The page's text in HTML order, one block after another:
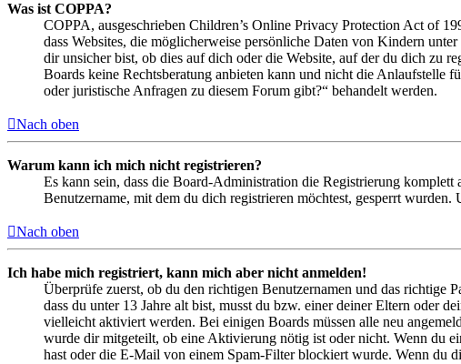
Was ist COPPA?
COPPA, ausgeschrieben Children’s Online Privacy Protection Act of
dass Websites, die möglicherweise persönliche Daten von Kindern
dir unsicher bist, ob dies auf dich oder die Website, auf der du dich zu
Boards keine Rechtsberatung anbieten kann und nicht die Anlaufstelle
oder juristische Anfragen zu diesem Forum gibt?“ behandelt werden.
Nach oben
Warum kann ich mich nicht registrieren?
Es kann sein, dass die Board-Administration die Registrierung komplett
Benutzername, mit dem du dich registrieren möchtest, gesperrt
Nach oben
Ich habe mich registriert, kann mich aber nicht anmelden!
Überprüfe zuerst, ob du den richtigen Benutzernamen und das richtige
dass du unter 13 Jahre alt bist, musst du bzw. einer deiner Eltern oder
vielleicht aktiviert werden. Bei einigen Boards müssen alle neu
wurde dir mitgeteilt, ob eine Aktivierung nötig ist oder nicht. Wenn du
hast oder die E-Mail von einem Spam-Filter blockiert wurde. Wenn du